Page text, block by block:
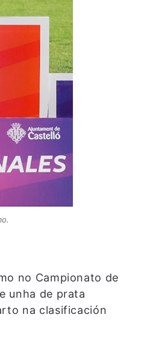
no Campionato de
unha de prata
na clasificación